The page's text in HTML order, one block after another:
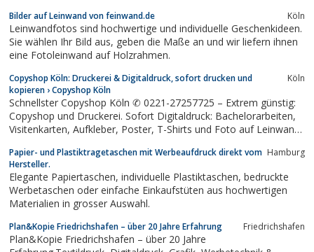
Einzelanfertigung oder Serienproduktion, ein- oder mehrfarbig -
gerade...
Bilder auf Leinwand von feinwand.de Köln
Leinwandfotos sind hochwertige und individuelle Geschenkideen.
Sie wählen Ihr Bild aus, geben die Maße an und wir liefern ihnen
eine Fotoleinwand auf Holzrahmen.
Copyshop Köln: Druckerei & Digitaldruck, sofort drucken und
kopieren › Copyshop Köln
Köln
Schnellster Copyshop Köln ✆ 0221-27257725 – Extrem günstig:
Copyshop und Druckerei. Sofort Digitaldruck: Bachelorarbeiten,
Visitenkarten, Aufkleber, Poster, T-Shirts und Foto auf Leinwand.
Papier- und Plastiktragetaschen mit Werbeaufdruck direkt vom
Hersteller.
Hamburg
Elegante Papiertaschen, individuelle Plastiktaschen, bedruckte
Werbetaschen oder einfache Einkaufstüten aus hochwertigen
Materialien in grosser Auswahl.
Plan&Kopie Friedrichshafen – über 20 Jahre Erfahrung Friedrichshafen
Plan&Kopie Friedrichshafen – über 20 Jahre